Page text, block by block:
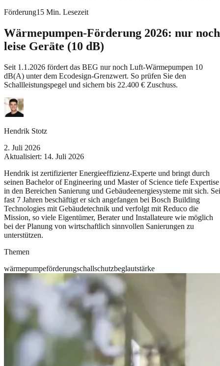
Förderung15 Min. Lesezeit
Wärmepumpen-Förderung 2026: nur noch
leise Geräte (10 dB)
Seit 1.1.2026 fördert das BEG nur noch Luft-Wärmepumpen 10
dB(A) unter dem Ecodesign-Grenzwert. So prüfen Sie den
Schallleistungspegel und sichern bis 22.400 € Zuschuss.
Hendrik Stotz
2. Juli 2026
Aktualisiert: 14. Juli 2026
Hendrik ist zertifizierter Energieeffizienz-Experte und bringt durch
seinen Bachelor of Engineering und Master of Science tiefe Expertise
in den Bereichen Sanierung und Gebäudeenergiesysteme mit sich.
fast 7 Jahren beschäftigt er sich angefangen bei Bosch Building
Technologies mit Gebäudetechnik und verfolgt mit Reduco die
Mission, so viele Eigentümer, Berater und Installateure wie möglich
bei der Planung von wirtschaftlich sinnvollen Sanierungen zu
unterstützen.
Themen
wärmepumpeförderungschallschutzbeglautstärke